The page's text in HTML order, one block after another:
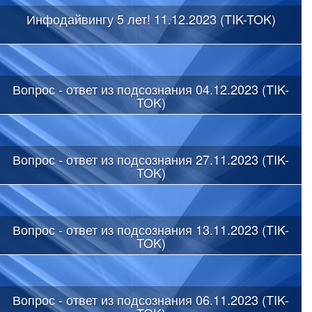
Инфодайвингу 5 лет! 11.12.2023 (TIK-TOK)
Вопрос - ответ из подсознания 04.12.2023 (TIK-
TOK)
Вопрос - ответ из подсознания 27.11.2023 (TIK-
TOK)
Вопрос - ответ из подсознания 13.11.2023 (TIK-
TOK)
Вопрос - ответ из подсознания 06.11.2023 (TIK-